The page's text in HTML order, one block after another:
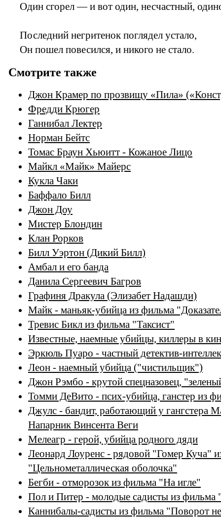
Один сгорел — и вот один, несчастный,
Последний негритенок поглядел устало,
Он пошел повесился, и никого не стало.
Смотрите также
Джон Крамер по прозвищу «Пила»
Фредди Крюгер
Ганнибал Лектер
Норман Бейтс
Томас Браун Хьюитт - Кожаное Лицо
Майкл «Майк» Майерс
Кукла Чаки
Баффало Билл
Джон Доу
Мистер Блондин
Клан Рорков
Билл Уэртон (Дикий Билл)
Амбал и его банда
Данила Сергеевич Багров
Графиня Дракула (Элизабет Надашди)
Майк - маньяк-убийца из фильма
Тревис Бикл из фильма "Таксист"
Известные, наемные убийцы, киллеры в
Эркюль Пуаро - частный детектив-
Леон - наемный убийца ("чистильщик")
Джон Рэмбо - крутой спецназовец,
Томми ДеВито - псих-убийца, ганстер из
Джулс - бандит, работающий у гангстера
Напарник Винсента Веги
Мелеагр - герой, убийца родного дяди
Леонард Лоуренс - рядовой "Гомер Куча"
"Цельнометаллическая оболочка"
Бегби - отморозок из фильма "На игле"
Пол и Питер - молодые садисты из фильма
Каннибалы-садисты из фильма "Поворот